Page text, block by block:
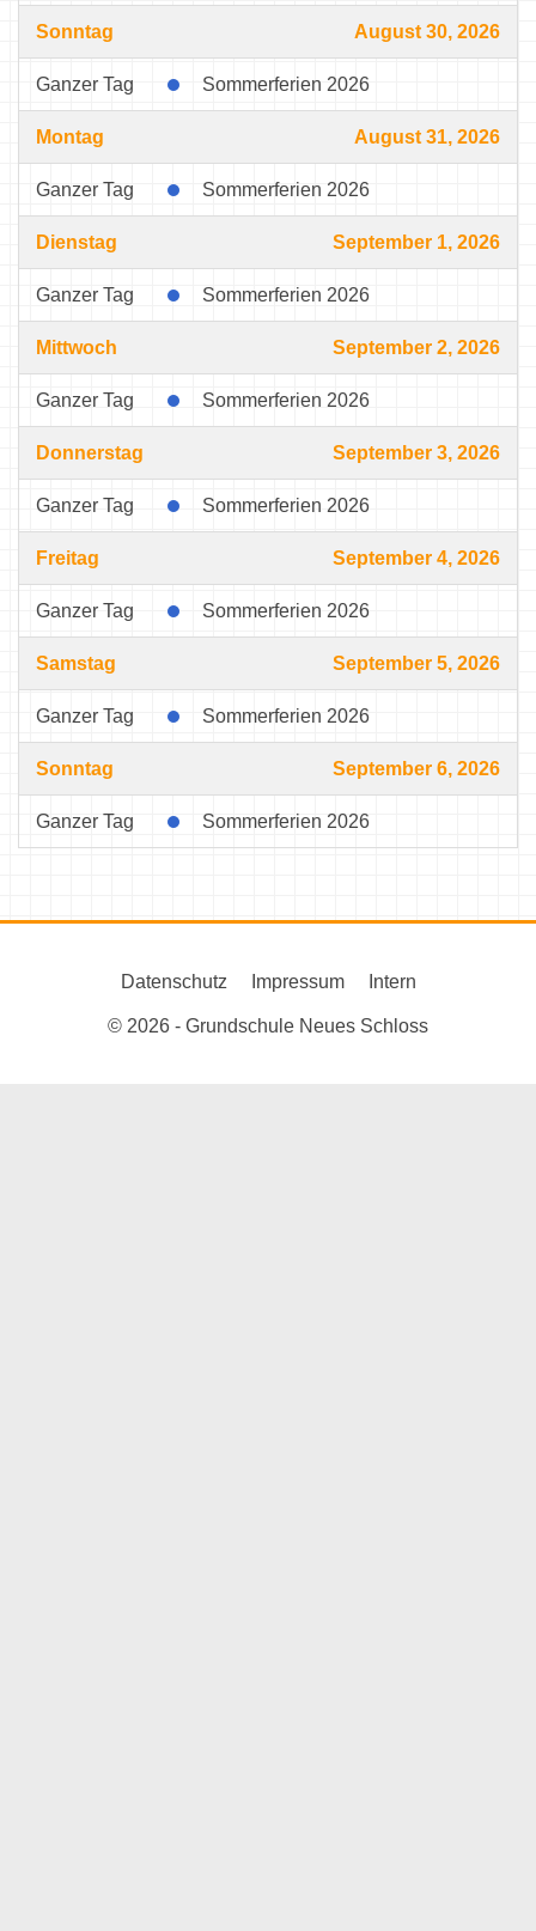
Sonntag August 30, 2026
Ganzer Tag Sommerferien 2026
Montag August 31, 2026
Ganzer Tag Sommerferien 2026
Dienstag September 1, 2026
Ganzer Tag Sommerferien 2026
Mittwoch September 2, 2026
Ganzer Tag Sommerferien 2026
Donnerstag September 3, 2026
Ganzer Tag Sommerferien 2026
Freitag September 4, 2026
Ganzer Tag Sommerferien 2026
Samstag September 5, 2026
Ganzer Tag Sommerferien 2026
Sonntag September 6, 2026
Ganzer Tag Sommerferien 2026
Datenschutz Impressum Intern
© 2026 - Grundschule Neues Schloss